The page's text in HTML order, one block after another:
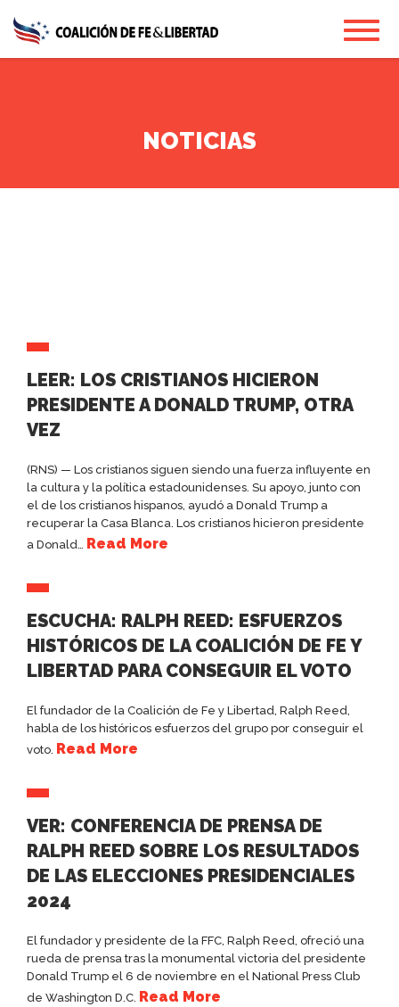
main
content
NOTICIAS
LEER: LOS CRISTIANOS HICIERON
PRESIDENTE A DONALD TRUMP, OTRA
VEZ
(RNS) — Los cristianos siguen siendo una fuerza influyente en
la cultura y la política estadounidenses. Su apoyo, junto con
el de los cristianos hispanos, ayudó a Donald Trump a
recuperar la Casa Blanca. Los cristianos hicieron presidente
a Donald… Read More
ESCUCHA: RALPH REED: ESFUERZOS
HISTÓRICOS DE LA COALICIÓN DE FE Y
LIBERTAD PARA CONSEGUIR EL VOTO
El fundador de la Coalición de Fe y Libertad, Ralph Reed,
habla de los históricos esfuerzos del grupo por conseguir el
voto. Read More
VER: CONFERENCIA DE PRENSA DE
RALPH REED SOBRE LOS RESULTADOS
DE LAS ELECCIONES PRESIDENCIALES
2024
El fundador y presidente de la FFC, Ralph Reed, ofreció una
rueda de prensa tras la monumental victoria del presidente
Donald Trump el 6 de noviembre en el National Press Club
de Washington D.C. Read More